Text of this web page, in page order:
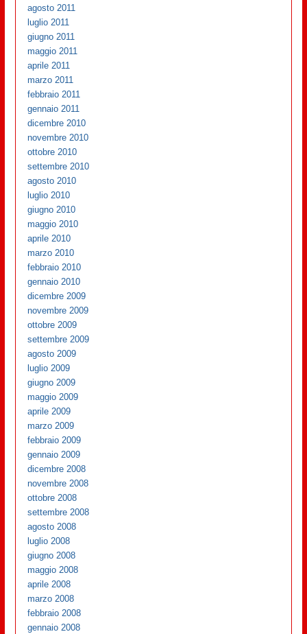
agosto 2011
luglio 2011
giugno 2011
maggio 2011
aprile 2011
marzo 2011
febbraio 2011
gennaio 2011
dicembre 2010
novembre 2010
ottobre 2010
settembre 2010
agosto 2010
luglio 2010
giugno 2010
maggio 2010
aprile 2010
marzo 2010
febbraio 2010
gennaio 2010
dicembre 2009
novembre 2009
ottobre 2009
settembre 2009
agosto 2009
luglio 2009
giugno 2009
maggio 2009
aprile 2009
marzo 2009
febbraio 2009
gennaio 2009
dicembre 2008
novembre 2008
ottobre 2008
settembre 2008
agosto 2008
luglio 2008
giugno 2008
maggio 2008
aprile 2008
marzo 2008
febbraio 2008
gennaio 2008